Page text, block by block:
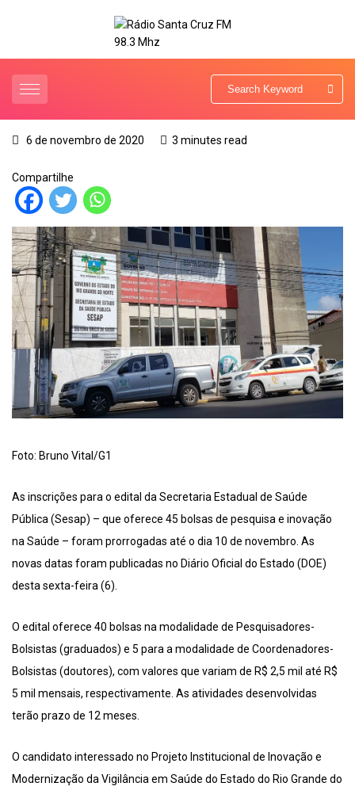
6 de novembro de 2020 3 minutes read
Compartilhe
Foto: Bruno Vital/G1
As inscrições para o edital da Secretaria Estadual de Saúde
Pública (Sesap) – que oferece 45 bolsas de pesquisa e inovação
na Saúde – foram prorrogadas até o dia 10 de novembro. As
novas datas foram publicadas no Diário Oficial do Estado (DOE)
desta sexta-feira (6).
O edital oferece 40 bolsas na modalidade de Pesquisadores-
Bolsistas (graduados) e 5 para a modalidade de Coordenadores-
Bolsistas (doutores), com valores que variam de R$ 2,5 mil até R$
5 mil mensais, respectivamente. As atividades desenvolvidas
terão prazo de 12 meses.
O candidato interessado no Projeto Institucional de Inovação e
Modernização da Vigilância em Saúde do Estado do Rio Grande do